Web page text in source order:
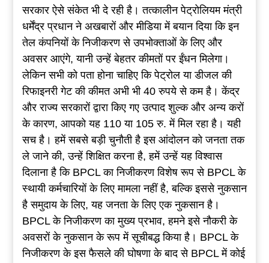
सरकार ऐसे संकेत भी दे रही है। तत्कालीन पेट्रोलियम मंत्री
धर्मेंद्र प्रधान ने अखबारों और मीडिया में बयान दिया कि इन
तेल कंपनियों के निजीकरण से उपभोक्ताओं के लिए और
अवसर आएंगे, यानी उन्हें बेहतर कीमतों पर ईंधन मिलेगा।
लेकिन सभी को पता होना चाहिए कि पेट्रोल या डीजल की
रिफाइनरी गेट की कीमत अभी भी 40 रुपये से कम है। केंद्र
और राज्य सरकारों द्वारा किए गए उत्पाद शुल्क और अन्य करों
के कारण, आपको यह 110 या 105 रु. में मिल रहा है। यही
सच है। हमें सबसे बड़ी चुनौती है इस आंदोलन को जनता तक
ले जाने की, उन्हें शिक्षित करना है, हमें उन्हें यह विश्वास
दिलाना है कि BPCL का निजीकरण विशेष रूप से BPCL के
स्थायी कर्मचारियों के लिए मामला नहीं है, बल्कि इससे नुकसान
है समुदाय के लिए, यह जनता के लिए एक नुकसान है।
BPCL के निजीकरण का मुख्य प्रभाव, हमने इसे नौकरी के
अवसरों के नुकसान के रूप में सूचीबद्ध किया है। BPCL के
निजीकरण के इस फैसले की घोषणा के बाद से BPCL में कोई